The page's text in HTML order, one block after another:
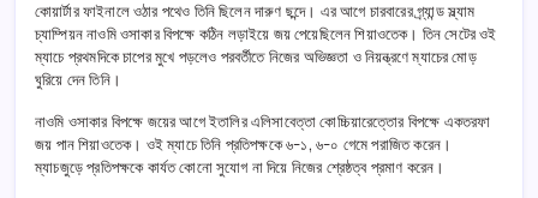
কোয়ার্টার ফাইনালে ওঠার পথেও তিনি ছিলেন দারুণ ছন্দে। এর আগে চারবারের গ্র্যান্ড স্ল্যাম
চ্যাম্পিয়ন নাওমি ওসাকার বিপক্ষে কঠিন লড়াইয়ে জয় পেয়েছিলেন শিয়াওতেক। তিন সেটের ওই
ম্যাচে প্রথমদিকে চাপের মুখে পড়লেও পরবর্তীতে নিজের অভিজ্ঞতা ও নিয়ন্ত্রণে ম্যাচের মোড়
ঘুরিয়ে দেন তিনি।
নাওমি ওসাকার বিপক্ষে জয়ের আগে ইতালির এলিসাবেত্তা কোচ্চিয়ারেত্তোর বিপক্ষে একতরফা
জয় পান শিয়াওতেক। ওই ম্যাচে তিনি প্রতিপক্ষকে ৬-১, ৬-০ গেমে পরাজিত করেন।
ম্যাচজুড়ে প্রতিপক্ষকে কার্যত কোনো সুযোগ না দিয়ে নিজের শ্রেষ্ঠত্ব প্রমাণ করেন।